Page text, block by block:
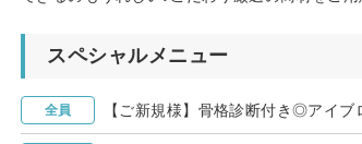
スペシャルメニュー
全員 【ご新規様】骨格診断付き◎アイ